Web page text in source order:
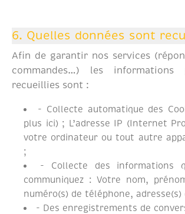
6. Quelles données sont
Afin de garantir nos services
commandes…) les informations
recueillies sont :
- Collecte automatique des
plus ici) ; L’adresse IP (Internet
votre ordinateur ou tout autre
;
- Collecte des informations
communiquez : Votre nom,
numéro(s) de téléphone, adresse(s)
- Des enregistrements de